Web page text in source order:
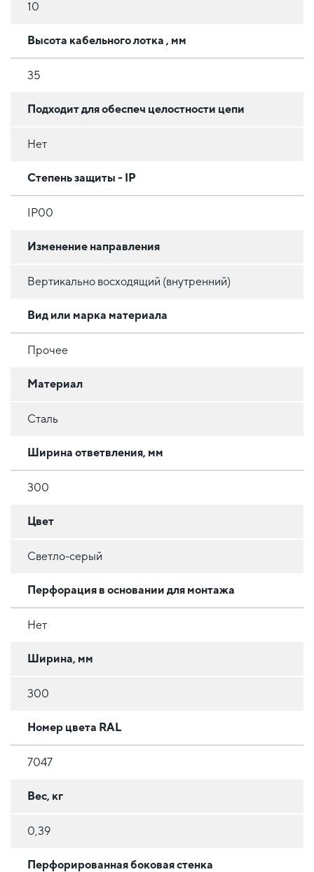
10
Высота кабельного лотка , мм
35
Подходит для обеспеч целостности цепи
Нет
Степень защиты - IP
IP00
Изменение направления
Вертикально восходящий (внутренний)
Вид или марка материала
Прочее
Материал
Сталь
Ширина ответвления, мм
300
Цвет
Светло-серый
Перфорация в основании для монтажа
Нет
Ширина, мм
300
Номер цвета RAL
7047
Вес, кг
0,39
Перфорированная боковая стенка